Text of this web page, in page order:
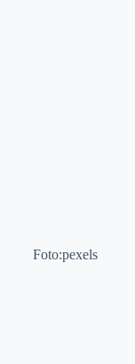
Foto:pexels